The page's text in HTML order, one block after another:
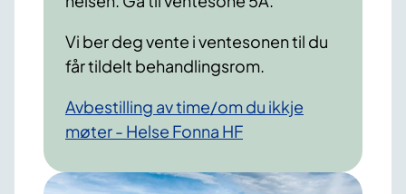
Vi ber deg vente i ventesonen til du
får tildelt behandlingsrom.
Avbestilling av time/om du ikkje
møter - Helse Fonna HF